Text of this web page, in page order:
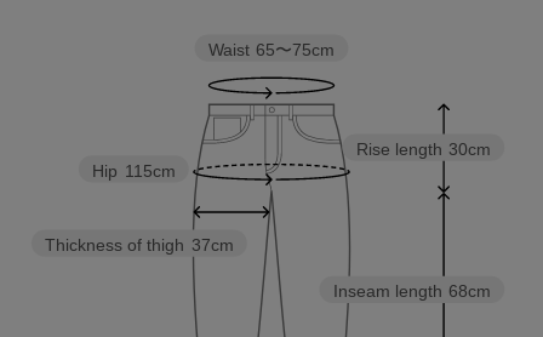
Inseam length 68cm
Rise length 30cm
Thickness of thigh 37cm
Hip 115cm
Waist 65〜75cm